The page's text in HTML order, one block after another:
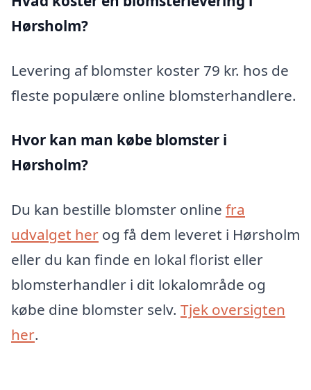
Hørsholm?
Levering af blomster koster 79 kr. hos de
fleste populære online blomsterhandlere.
Hvor kan man købe blomster i
Hørsholm?
Du kan bestille blomster online fra
udvalget her og få dem leveret i Hørsholm
eller du kan finde en lokal florist eller
blomsterhandler i dit lokalområde og
købe dine blomster selv. Tjek oversigten
her.